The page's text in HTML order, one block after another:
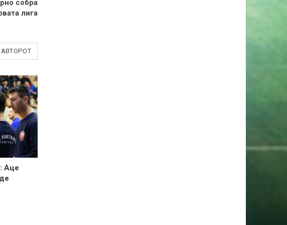
собра
лига
Аце